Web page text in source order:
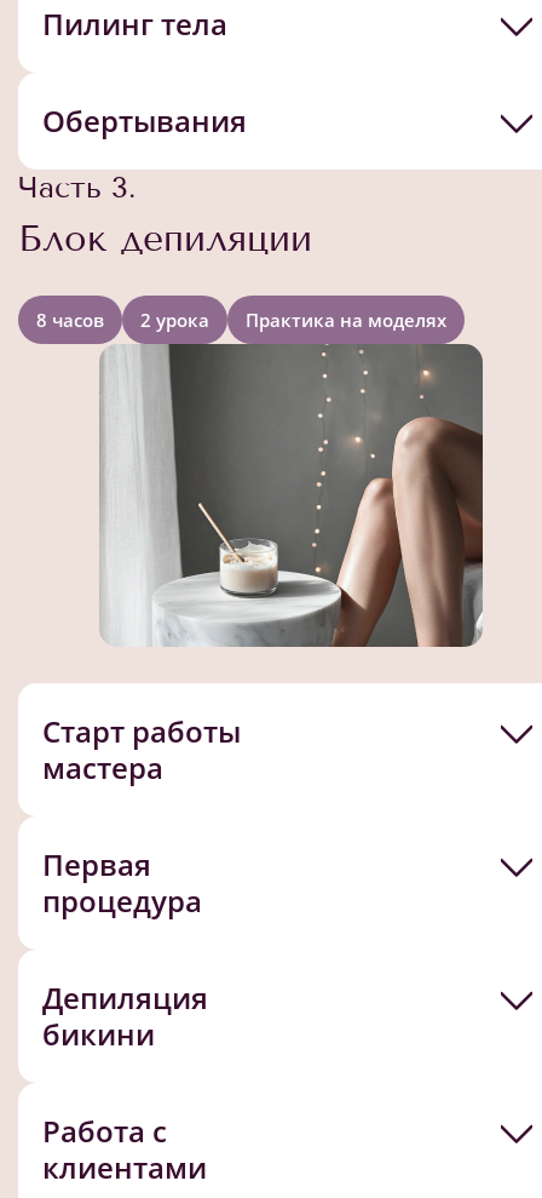
Пилинг тела
Обертывания
Часть 3.
Блок депиляции
8 часов 2 урока Практика на моделях
Старт работы
мастера
Первая
процедура
Депиляция
бикини
Работа с
клиентами